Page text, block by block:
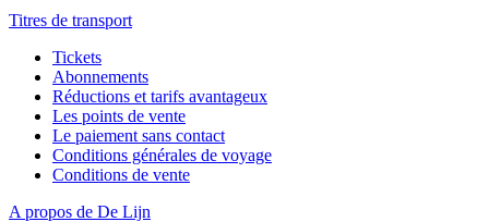
Titres de transport
Tickets
Abonnements
Réductions et tarifs avantageux
Les points de vente
Le paiement sans contact
Conditions générales de voyage
Conditions de vente
A propos de De Lijn